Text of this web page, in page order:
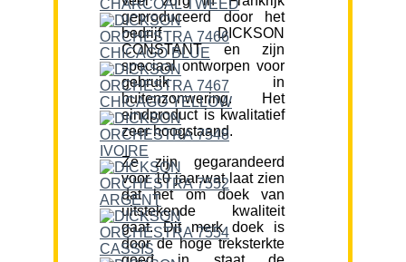
geproduceerd door het
bedrijf DICKSON
CONSTANT en zijn
speciaal ontworpen voor
gebruik in
buitenzonwering. Het
eindproduct is kwalitatief
zeer hoogstaand.
Ze zijn gegarandeerd
voor 10 jaar,wat laat zien
dat het om doek van
uitstekende kwaliteit
gaat. Dit merk doek is
door de hoge treksterkte